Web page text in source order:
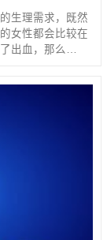
生理需求，既然
女性都会比较在
出血，那么…